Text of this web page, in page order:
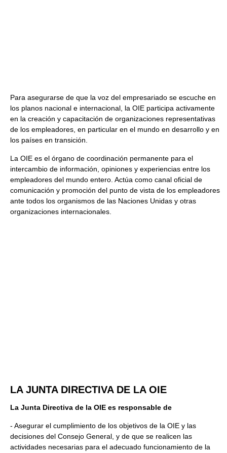
Para asegurarse de que la voz del empresariado se escuche en
los planos nacional e internacional, la OIE participa activamente
en la creación y capacitación de organizaciones representativas
de los empleadores, en particular en el mundo en desarrollo y en
los países en transición.
La OIE es el órgano de coordinación permanente para el
intercambio de información, opiniones y experiencias entre los
empleadores del mundo entero. Actúa como canal oficial de
comunicación y promoción del punto de vista de los empleadores
ante todos los organismos de las Naciones Unidas y otras
organizaciones internacionales.
LA JUNTA DIRECTIVA DE LA OIE
La Junta Directiva de la OIE es responsable de
- Asegurar el cumplimiento de los objetivos de la OIE y las
decisiones del Consejo General, y de que se realicen las
actividades necesarias para el adecuado funcionamiento de la